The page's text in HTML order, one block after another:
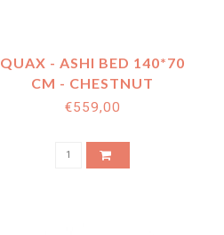
QUAX - ASHI BED 140*70
CM - CHESTNUT
€559,00